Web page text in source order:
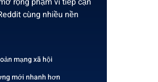
cùng nhiều nền
mạng xã hội
mới nhanh hơn